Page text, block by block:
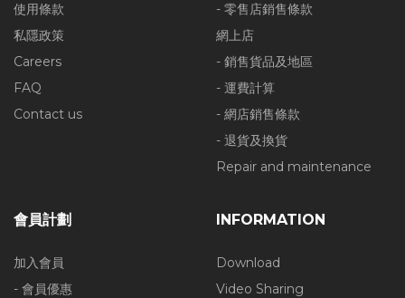
使用條款
私隱政策
Careers
FAQ
Contact us
- 零售店銷售條款
網上店
- 銷售貨品及地區
- 運費計算
- 網店銷售條款
- 退貨及換貨
Repair and maintenance
會員計劃
加入會員
- 會員優惠
INFORMATION
Download
Video Sharing